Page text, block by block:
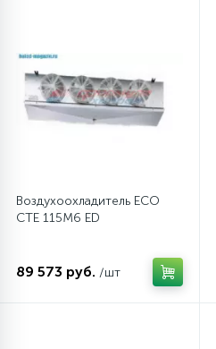
Воздухоохладитель ECO
CTE 115M6 ED
89 573 руб. /шт